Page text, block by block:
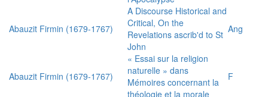
Abauzit Firmin (1679-1767)
A Discourse Historical and
Critical, On the
Revelations ascrib'd to St
John
Ang
Abauzit Firmin (1679-1767)
« Essai sur la religion
naturelle » dans
Mémoires concernant la
théologie et la morale
F